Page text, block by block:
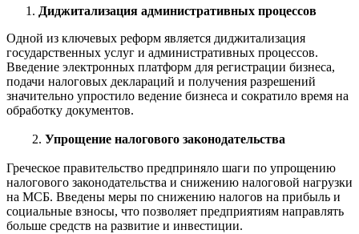
Диджитализация административных процессов
Одной из ключевых реформ является диджитализация
государственных услуг и административных процессов.
Введение электронных платформ для регистрации бизнеса,
подачи налоговых деклараций и получения разрешений
значительно упростило ведение бизнеса и сократило время на
обработку документов.
2. Упрощение налогового законодательства
Греческое правительство предприняло шаги по упрощению
налогового законодательства и снижению налоговой нагрузки
на МСБ. Введены меры по снижению налогов на прибыль и
социальные взносы, что позволяет предприятиям направлять
больше средств на развитие и инвестиции.